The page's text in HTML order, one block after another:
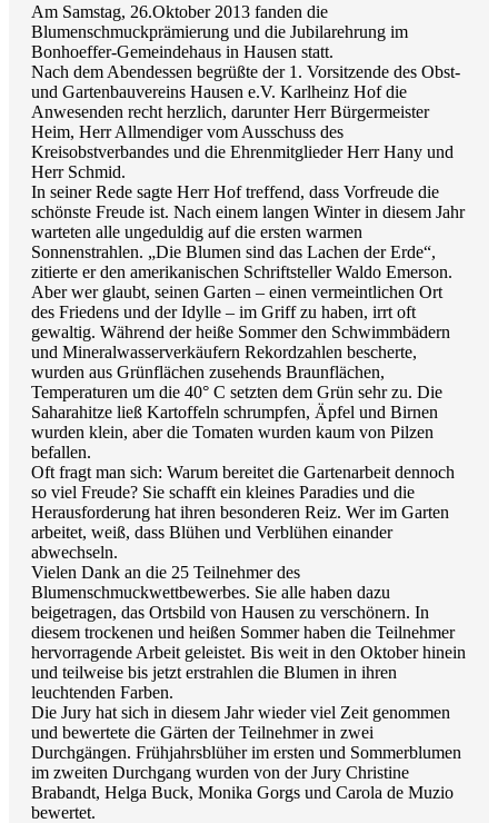
Am Samstag, 26.Oktober 2013 fanden die
Blumenschmuckprämierung und die Jubilarehrung im
Bonhoeffer-Gemeindehaus in Hausen statt.
Nach dem Abendessen begrüßte der 1. Vorsitzende des Obst-
und Gartenbauvereins Hausen e.V. Karlheinz Hof die
Anwesenden recht herzlich, darunter Herr Bürgermeister
Heim, Herr Allmendiger vom Ausschuss des
Kreisobstverbandes und die Ehrenmitglieder Herr Hany und
Herr Schmid.
In seiner Rede sagte Herr Hof treffend, dass Vorfreude die
schönste Freude ist. Nach einem langen Winter in diesem Jahr
warteten alle ungeduldig auf die ersten warmen
Sonnenstrahlen. „Die Blumen sind das Lachen der Erde“,
zitierte er den amerikanischen Schriftsteller Waldo Emerson.
Aber wer glaubt, seinen Garten – einen vermeintlichen Ort
des Friedens und der Idylle – im Griff zu haben, irrt oft
gewaltig. Während der heiße Sommer den Schwimmbädern
und Mineralwasserverkäufern Rekordzahlen bescherte,
wurden aus Grünflächen zusehends Braunflächen,
Temperaturen um die 40° C setzten dem Grün sehr zu. Die
Saharahitze ließ Kartoffeln schrumpfen, Äpfel und Birnen
wurden klein, aber die Tomaten wurden kaum von Pilzen
befallen.
Oft fragt man sich: Warum bereitet die Gartenarbeit dennoch
so viel Freude? Sie schafft ein kleines Paradies und die
Herausforderung hat ihren besonderen Reiz. Wer im Garten
arbeitet, weiß, dass Blühen und Verblühen einander
abwechseln.
Vielen Dank an die 25 Teilnehmer des
Blumenschmuckwettbewerbes. Sie alle haben dazu
beigetragen, das Ortsbild von Hausen zu verschönern. In
diesem trockenen und heißen Sommer haben die Teilnehmer
hervorragende Arbeit geleistet. Bis weit in den Oktober hinein
und teilweise bis jetzt erstrahlen die Blumen in ihren
leuchtenden Farben.
Die Jury hat sich in diesem Jahr wieder viel Zeit genommen
und bewertete die Gärten der Teilnehmer in zwei
Durchgängen. Frühjahrsblüher im ersten und Sommerblumen
im zweiten Durchgang wurden von der Jury Christine
Brabandt, Helga Buck, Monika Gorgs und Carola de Muzio
bewertet.